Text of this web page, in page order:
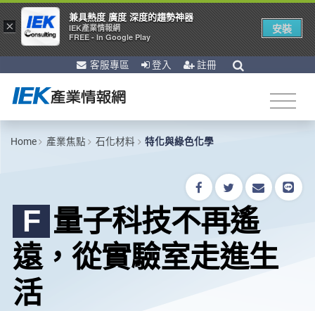
客服專區 登入 註冊
Home 產業焦點 石化材料 特化與綠色化學
F 量子科技不再遙
遠，從實驗室走進生
活
×
兼具熱度 廣度 深度的趨勢神器
IEK產業情報網
FREE - In Google Play
安裝